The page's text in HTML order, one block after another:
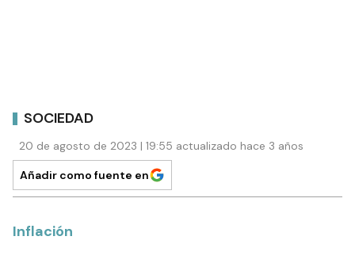
SOCIEDAD
20 de agosto de 2023 | 19:55 actualizado hace 3 años
Añadir como fuente en
Inflación